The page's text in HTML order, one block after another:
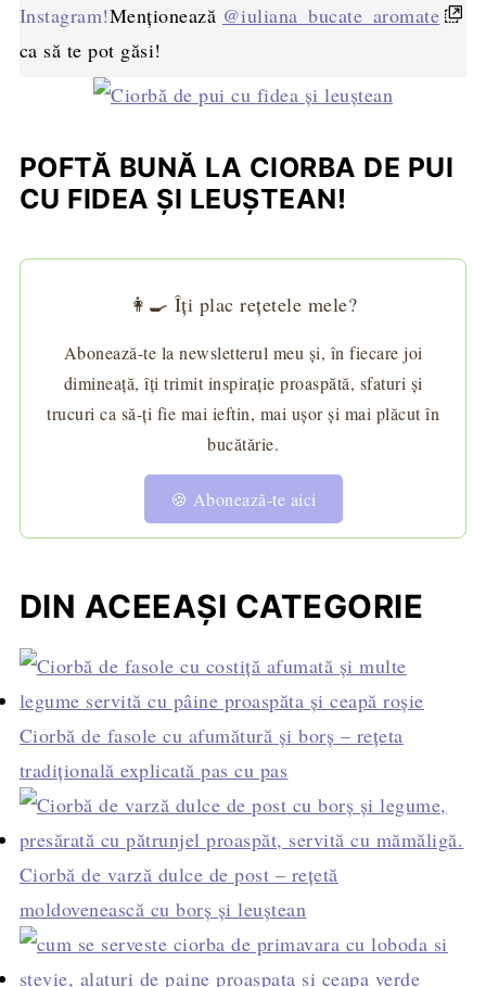
Instagram!Menționează @iuliana_bucate_aromate
ca să te pot găsi!
POFTĂ BUNĂ LA CIORBA DE PUI
CU FIDEA ŞI LEUŞTEAN!
👩‍🍳 Îți plac rețetele mele?
Abonează-te la newsletterul meu și, în fiecare joi
dimineață, îți trimit inspirație proaspătă, sfaturi și
trucuri ca să-ți fie mai ieftin, mai ușor și mai plăcut în
bucătărie.
🍪 Abonează-te aici
DIN ACEEAȘI CATEGORIE
Ciorbă de fasole cu afumătură și borș – rețeta
tradițională explicată pas cu pas
Ciorbă de varză dulce de post – rețetă
moldovenească cu borș și leuștean